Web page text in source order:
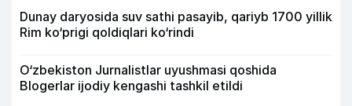
Dunay daryosida suv sathi pasayib, qariyb 1700 yillik
Rim ko‘prigi qoldiqlari ko‘rindi
O‘zbekiston Jurnalistlar uyushmasi qoshida
Blogerlar ijodiy kengashi tashkil etildi